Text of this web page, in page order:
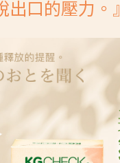
口的壓力。』